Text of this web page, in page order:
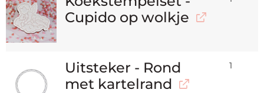
Cupido op wolkje
Uitsteker - Rond
met kartelrand
1